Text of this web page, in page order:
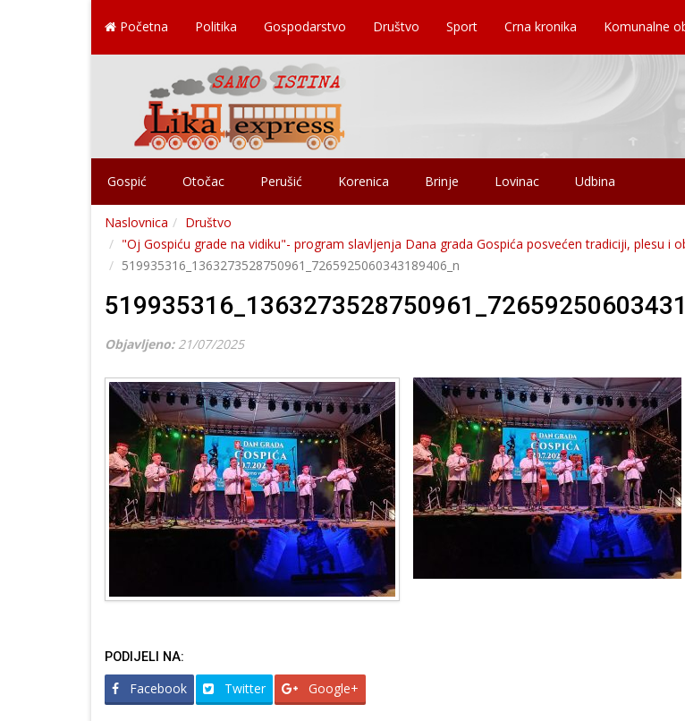
Početna Politika Gospodarstvo Društvo Sport Crna kronika Komunalne
Gospić Otočac Perušić Korenica Brinje Lovinac Udbina
Naslovnica
Društvo
"Oj Gospiću grade na vidiku"- program slavljenja Dana grada Gospića posvećen tradiciji, plesu i
519935316_1363273528750961_7265925060343189406_n
Objavljeno: 21/07/2025
PODIJELI NA:
Facebook Twitter Google+